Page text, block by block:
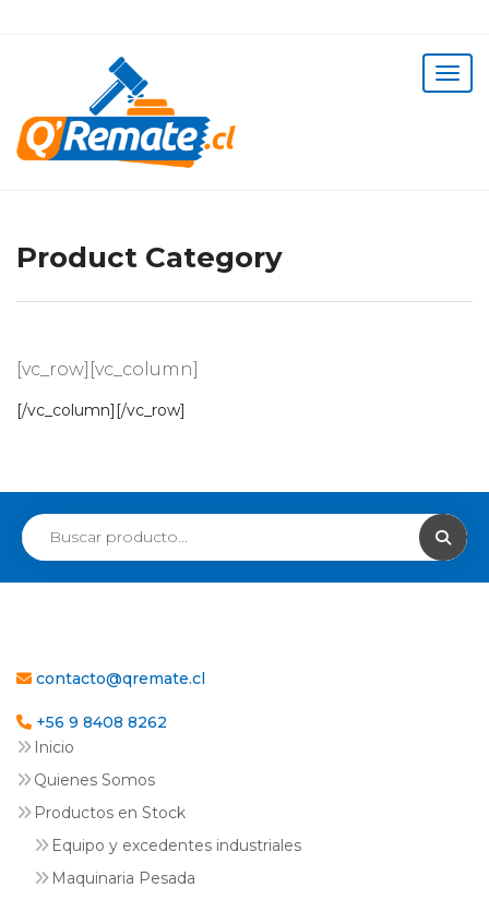
Product Category
[vc_row][vc_column]
[/vc_column][/vc_row]
contacto@qremate.cl
+56 9 8408 8262
Inicio
Quienes Somos
Productos en Stock
Equipo y excedentes industriales
Maquinaria Pesada